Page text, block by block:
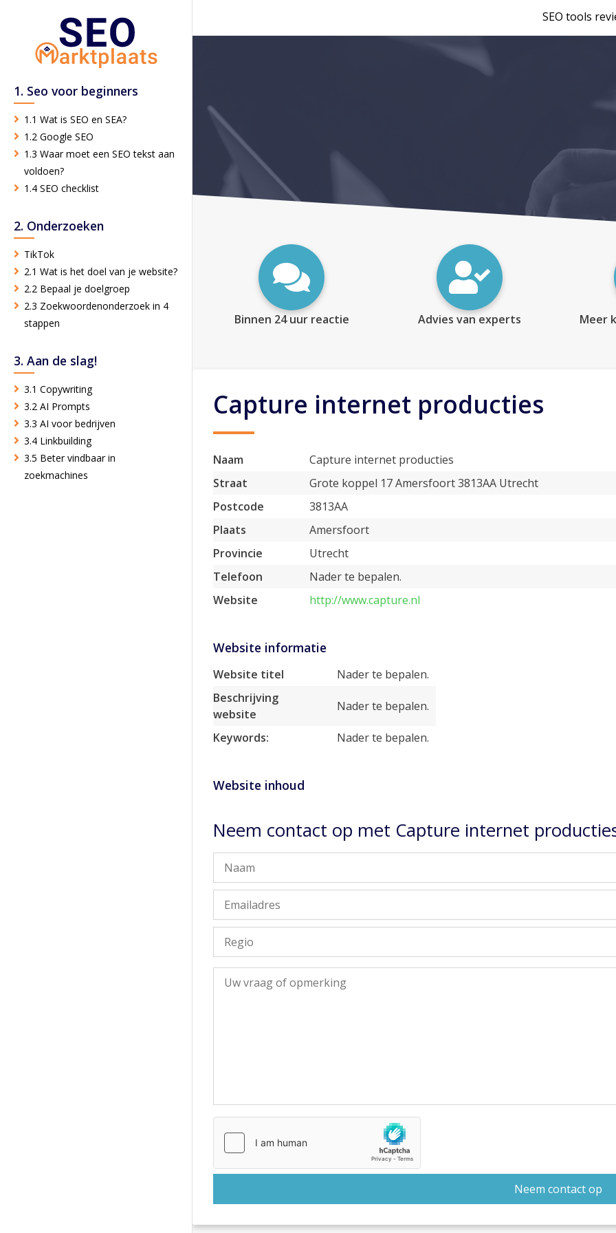
SEO tools
1. Seo voor beginners
1.1 Wat is SEO en SEA?
1.2 Google SEO
1.3 Waar moet een SEO tekst aan
voldoen?
1.4 SEO checklist
2. Onderzoeken
TikTok
2.1 Wat is het doel van je website?
2.2 Bepaal je doelgroep
2.3 Zoekwoordenonderzoek in 4
stappen
3. Aan de slag!
3.1 Copywriting
3.2 AI Prompts
3.3 AI voor bedrijven
3.4 Linkbuilding
3.5 Beter vindbaar in
zoekmachines
Binnen 24 uur reactie Advies van experts Meer
Capture internet producties
Naam
Capture internet producties
Straat
Grote koppel 17 Amersfoort 3813AA Utrecht
Postcode
3813AA
Plaats
Amersfoort
Provincie
Utrecht
Telefoon
Nader te bepalen.
Website
http://www.capture.nl
Website informatie
Website titel
Nader te bepalen.
Beschrijving
website
Nader te bepalen.
Keywords: Nader te bepalen.
Website inhoud
Neem contact op met Capture internet